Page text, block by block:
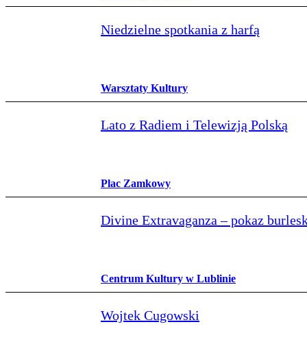
Niedzielne spotkania z harfą
Warsztaty Kultury
Lato z Radiem i Telewizją Polską
Plac Zamkowy
Divine Extravaganza – pokaz
Centrum Kultury w Lublinie
Wojtek Cugowski